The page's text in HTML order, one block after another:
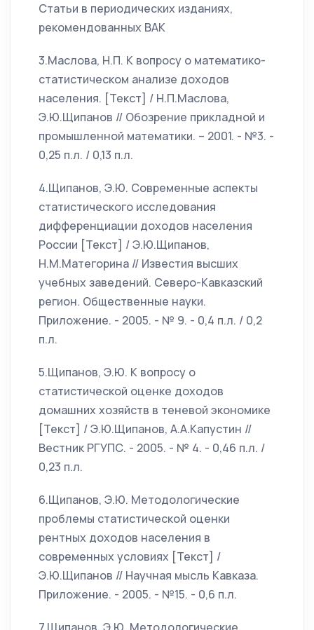
Статьи в периодических изданиях,
рекомендованных ВАК
3.Маслова, Н.П. К вопросу о математико-
статистическом анализе доходов
населения. [Текст] / Н.П.Маслова,
Э.Ю.Щипанов // Обозрение прикладной и
промышленной математики. – 2001. - №3. -
0,25 п.л. / 0,13 п.л.
4.Щипанов, Э.Ю. Современные аспекты
статистического исследования
дифференциации доходов населения
России [Текст] / Э.Ю.Щипанов,
Н.М.Матегорина // Известия высших
учебных заведений. Северо-Кавказский
регион. Общественные науки.
Приложение. - 2005. - № 9. - 0,4 п.л. / 0,2
п.л.
5.Щипанов, Э.Ю. К вопросу о
статистической оценке доходов
домашних хозяйств в теневой экономике
[Текст] / Э.Ю.Щипанов, А.А.Капустин //
Вестник РГУПС. - 2005. - № 4. - 0,46 п.л. /
0,23 п.л.
6.Щипанов, Э.Ю. Методологические
проблемы статистической оценки
рентных доходов населения в
современных условиях [Текст] /
Э.Ю.Щипанов // Научная мысль Кавказа.
Приложение. - 2005. - №15. - 0,6 п.л.